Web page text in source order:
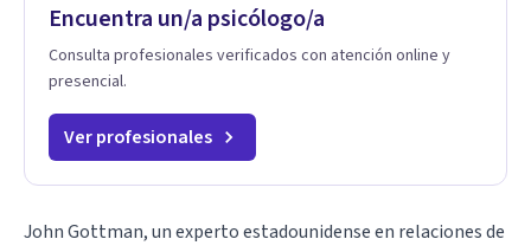
Encuentra un/a psicólogo/a
Consulta profesionales verificados con atención online y
presencial.
Ver profesionales
John Gottman, un experto estadounidense en relaciones de